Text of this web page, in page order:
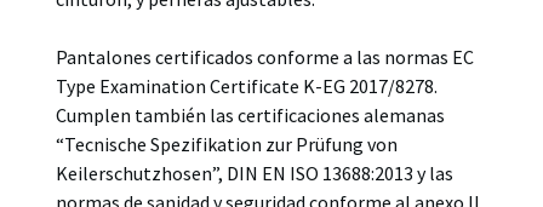
Pantalones certificados conforme a las normas EC
Type Examination Certificate K-EG 2017/8278.
Cumplen también las certificaciones alemanas
“Tecnische Spezifikation zur Prüfung von
Keilerschutzhosen”, DIN EN ISO 13688:2013 y las
normas de sanidad y seguridad conforme al anexo II